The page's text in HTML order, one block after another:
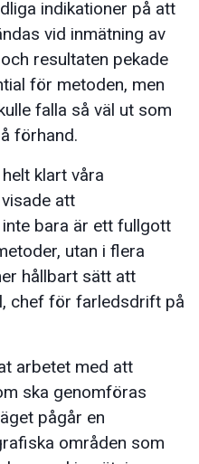
indikationer på att
vid inmätning av
resultaten pekade
för metoden, men
falla så väl ut som
förhand.
klart våra
att
bara är ett fullgott
utan i flera
hållbart sätt att
chef för farledsdrift på
arbetet med att
ska genomföras
pågår en
områden som